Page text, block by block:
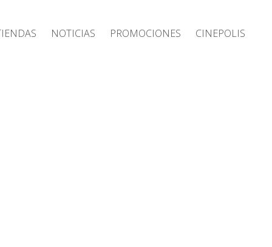
Noticias Promociones Cinepolis